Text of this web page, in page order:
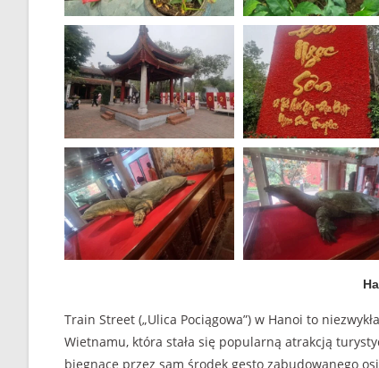
Train Street („Ulica Pociągowa”) w Hanoi to
Wietnamu, która stała się popularną atrakcją
biegnące przez sam środek gęsto zabudowanego